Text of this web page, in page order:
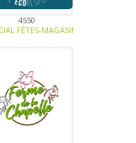
FRUITS-LÉGUMES-EAUX -
4550
FÊTES-MAGASINS ET HORECA-